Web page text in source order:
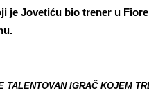
je Jovetiću bio trener u
TALENTOVAN IGRAČ KOJEM